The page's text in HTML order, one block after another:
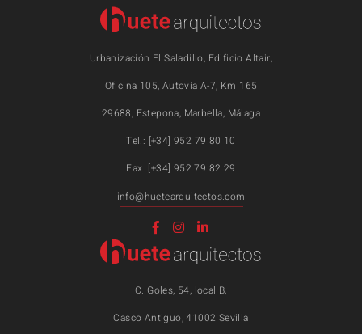
Urbanización El Saladillo, Edificio Altair,
Oficina 105, Autovía A-7, Km 165
29688, Estepona, Marbella, Málaga
Tel.: [+34] 952 79 80 10
Fax: [+34] 952 79 82 29
info@huetearquitectos.com
C. Goles, 54, local B,
Casco Antiguo, 41002 Sevilla